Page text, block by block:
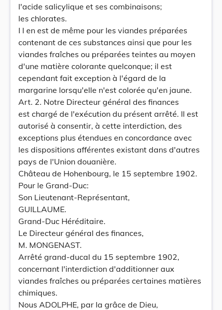
l'acide salicylique et ses combinaisons;
les chlorates.
I l en est de même pour les viandes préparées
contenant de ces substances ainsi que pour les
viandes fraîches ou préparées teintes au moyen
d'une matière colorante quelconque; il est
cependant fait exception à l'égard de la
margarine lorsqu'elle n'est colorée qu'en jaune.
Art. 2. Notre Directeur général des finances
est chargé de l'exécution du présent arrêté. Il est
autorisé à consentir, à cette interdiction, des
exceptions plus étendues en concordance avec
les dispositions afférentes existant dans d'autres
pays de l'Union douanière.
Château de Hohenbourg, le 15 septembre 1902.
Pour le Grand-Duc:
Son Lieutenant-Représentant,
GUILLAUME.
Grand-Duc Héréditaire.
Le Directeur général des finances,
M. MONGENAST.
Arrêté grand-ducal du 15 septembre 1902,
concernant l'interdiction d'additionner aux
viandes fraîches ou préparées certaines matières
chimiques.
Nous ADOLPHE, par la grâce de Dieu,